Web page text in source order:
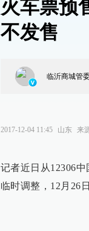
火车票预
不发售
临沂商城管
2017-12-04 11:45 山东 来
记者近日从12306
临时调整，12月26